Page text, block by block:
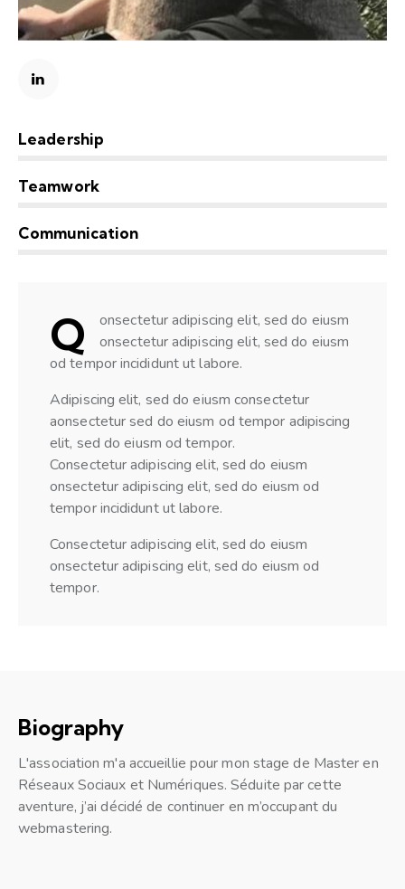
Leadership
Teamwork
Communication
Q
onsectetur adipiscing elit, sed do eiusm
onsectetur adipiscing elit, sed do eiusm
od tempor incididunt ut labore.
Adipiscing elit, sed do eiusm consectetur
aonsectetur sed do eiusm od tempor adipiscing
elit, sed do eiusm od tempor.
Consectetur adipiscing elit, sed do eiusm
onsectetur adipiscing elit, sed do eiusm od
tempor incididunt ut labore.
Consectetur adipiscing elit, sed do eiusm
onsectetur adipiscing elit, sed do eiusm od
tempor.
Biography
L'association m'a accueillie pour mon stage de Master en
Réseaux Sociaux et Numériques. Séduite par cette
aventure, j’ai décidé de continuer en m’occupant du
webmastering.